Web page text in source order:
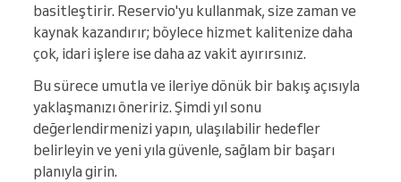
basitleştirir. Reservio'yu kullanmak, size zaman ve
kaynak kazandırır; böylece hizmet kalitenize daha
çok, idari işlere ise daha az vakit ayırırsınız.
Bu sürece umutla ve ileriye dönük bir bakış açısıyla
yaklaşmanızı öneririz. Şimdi yıl sonu
değerlendirmenizi yapın, ulaşılabilir hedefler
belirleyin ve yeni yıla güvenle, sağlam bir başarı
planıyla girin.